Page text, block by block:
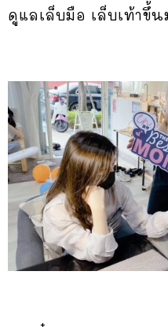
ดูแลเล็บมือ เล็บเท้าขึ้